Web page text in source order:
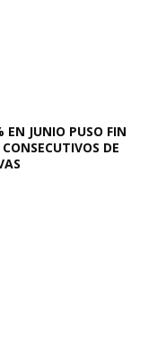
EN JUNIO PUSO FIN
DE